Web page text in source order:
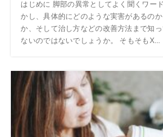
はじめに 脚部の異常としてよく聞くワー
かし、具体的にどのような実害があるの
か、そして治し方などの改善方法まで知
ないのではないでしょうか。 そもそもX...